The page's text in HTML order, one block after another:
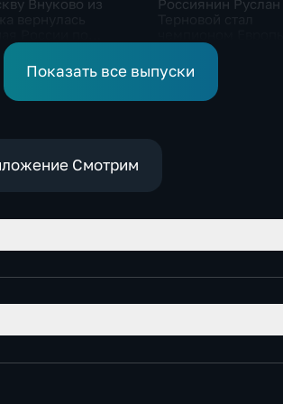
Внуково из
плаванию
Россиянин Руслан
прыжках в воду с
метровой вышки
Показать все выпуски
Смотрим